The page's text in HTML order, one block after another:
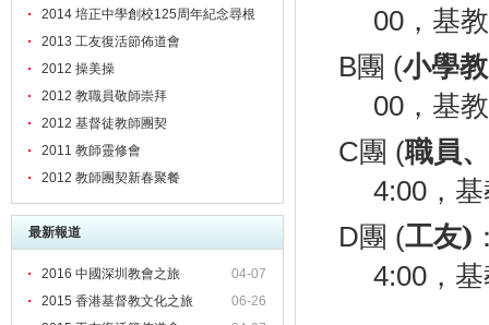
2014 培正中學創校125周年紀念尋根
之旅
2013 工友復活節佈道會
2012 操美操
2012 教職員敬師崇拜
2012 基督徒教師團契
2011 教師靈修會
2012 教師團契新春聚餐
最新報道
04-07
2016 中國深圳教會之旅
06-26
2015 香港基督教文化之旅
00 ，基
B團 (小學
00 ，基
C團 (職員
4:00 ，
D團 (工友)
4:00 ，